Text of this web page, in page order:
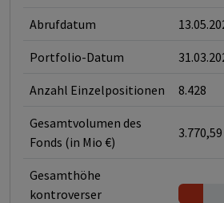
Abrufdatum
Portfolio-Datum
Anzahl Einzelpositionen 8.428
Gesamtvolumen des
Fonds (in Mio €)
3.770,59
Gesamthöhe
kontroverser